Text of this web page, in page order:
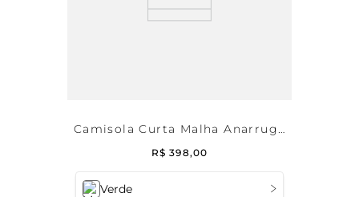
Verde
Camisola Curta Malha Anarruga
Bahia
R$ 398,00